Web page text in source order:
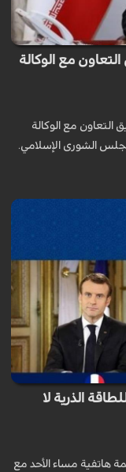
مع الوكالة
التعاون مع الوكالة
الشورى الإسلامي.
الذرية لا
هاتفية مساء الأحد مع